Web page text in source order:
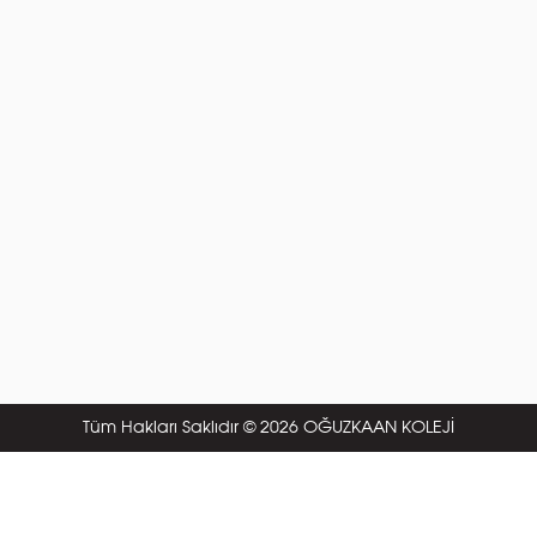
Tüm Hakları Saklıdır © 2026 OĞUZKAAN KOLEJİ